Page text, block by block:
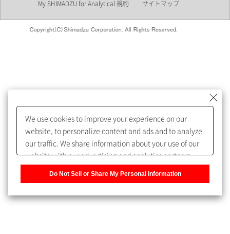
めします。
My SHIMADZU for Analyticalへ登録いただくと、技術情報や
取扱説明書・Webinarなどの閲覧ができます。
うになります。
My SHIMADZU for Analytical 規約 サイトマップ
We use cookies to improve your experience on our
website, to personalize content and ads and to analyze
our traffic. We share information about your use of our
website with our advertising and analytics partners,
Do Not Sell or Share My Personal Information